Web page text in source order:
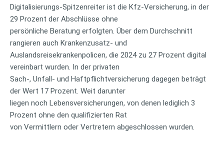
Digitalisierungs-Spitzenreiter ist die Kfz-Versicherung, in der
29 Prozent der Abschlüsse ohne
persönliche Beratung erfolgten. Über dem Durchschnitt
rangieren auch Krankenzusatz- und
Auslandsreisekrankenpolicen, die 2024 zu 27 Prozent digital
vereinbart wurden. In der privaten
Sach-, Unfall- und Haftpflichtversicherung dagegen beträgt
der Wert 17 Prozent. Weit darunter
liegen noch Lebensversicherungen, von denen lediglich 3
Prozent ohne den qualifizierten Rat
von Vermittlern oder Vertretern abgeschlossen wurden.